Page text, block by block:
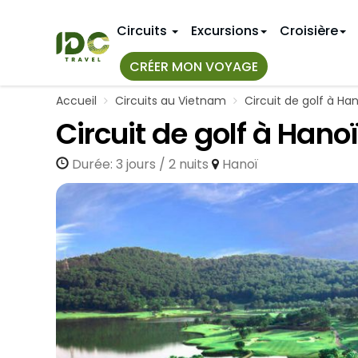
Circuits
TOUS
Top 10+
Voyage de
Circuits
Circuits
Circuits
CIRCUITS
Janvier
Avril
Excursions Croisière
Au Vietnam
Au Myanmar
Au Laos
Nha Trang
Bangkok
Phuket
IDÉES
Premier
14 jours
18 jours
VIETNAM
Hanoi
Mai Chau
Sapa
CRÉER MON VOYAGE
Accueil Circuits au Vietnam Circuit de golf à
Circuit de golf à
Durée: 3 jours / 2 nuits Hanoï